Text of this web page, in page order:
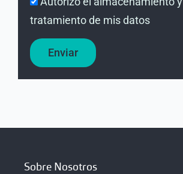
tratamiento de mis datos
Enviar
Sobre Nosotros